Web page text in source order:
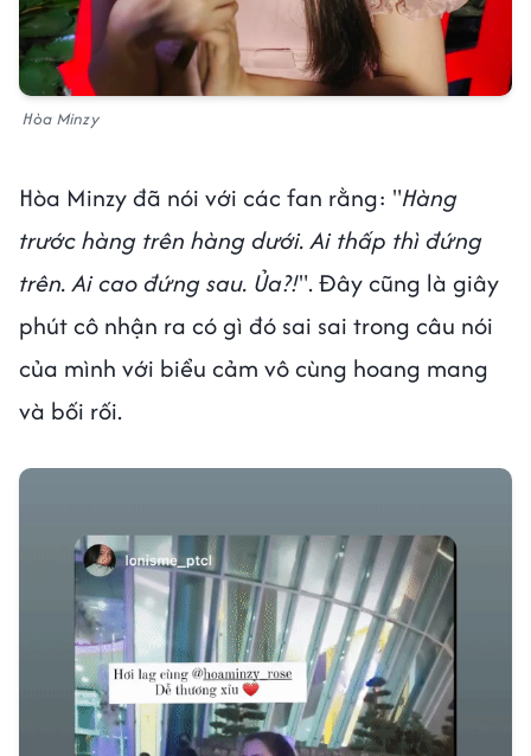
Hòa Minzy
Hòa Minzy đã nói với các fan rằng: "Hàng
trước hàng trên hàng dưới. Ai thấp thì đứng
trên. Ai cao đứng sau. Ủa?!". Đây cũng là giây
phút cô nhận ra có gì đó sai sai trong câu nói
của mình với biểu cảm vô cùng hoang mang
và bối rối.